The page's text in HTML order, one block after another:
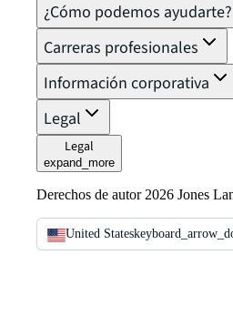
¿Cómo podemos ayudarte?
Carreras profesionales
Información corporativa
Legal
Legal
expand_more
Derechos de autor 2026 Jones
United States